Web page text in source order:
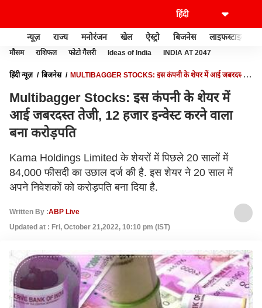
न्यूज़ राज्य मनोरंजन खेल ऐस्ट्रो बिजनेस लाइफस्टाइल
मौसम राशिफल फोटो गैलरी Ideas of India INDIA AT 2047
हिंदी न्यूज़ बिजनेस
MULTIBAGGER STOCKS: इस कंपनी के शेयर में आई जबरदस्त
Multibagger Stocks: इस कंपनी के शेयर में
आई जबरदस्त तेजी, 12 हजार इन्वेस्ट करने वाला
बना करोड़पति
Kama Holdings Limited के शेयरों में पिछले 20 सालों में
84,000 फीसदी का उछाल दर्ज की है. इस शेयर ने 20 साल में
अपने निवेशकों को करोड़पति बना दिया है.
Written By :ABP Live
Updated at : Fri, October 21,2022, 10:10 pm (IST)